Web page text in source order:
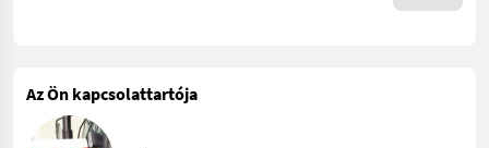
Az Ön kapcsolattartója